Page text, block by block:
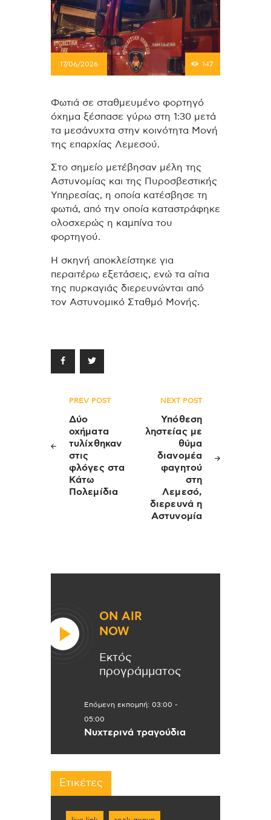
17/06/2026 147
Φωτιά σε σταθμευμένο φορτηγό
όχημα ξέσπασε γύρω στη 1:30 μετά
τα μεσάνυχτα στην κοινότητα Μονή
της επαρχίας Λεμεσού.
Στο σημείο μετέβησαν μέλη της
Αστυνομίας και της Πυροσβεστικής
Υπηρεσίας, η οποία κατέσβησε τη
φωτιά, από την οποία καταστράφηκε
ολοσχερώς η καμπίνα του
φορτηγού.
Η σκηνή αποκλείστηκε για
περαιτέρω εξετάσεις, ενώ τα αίτια
της πυρκαγιάς διερευνώνται από
τον Αστυνομικό Σταθμό Μονής.
Πλοήγηση
άρθρων
PREV POST
Δύο
οχήματα
τυλίχθηκαν
στις
φλόγες στα
Κάτω
Πολεμίδια
NEXT POST
Υπόθεση
ληστείας με
θύμα
διανομέα
φαγητού
στη
Λεμεσό,
διερευνά η
Αστυνομία
ON AIR
NOW
Εκτός
προγράμματος
Επόμενη εκπομπή: 03:00 -
05:00
Νυχτερινά τραγούδια
Ετικέτες